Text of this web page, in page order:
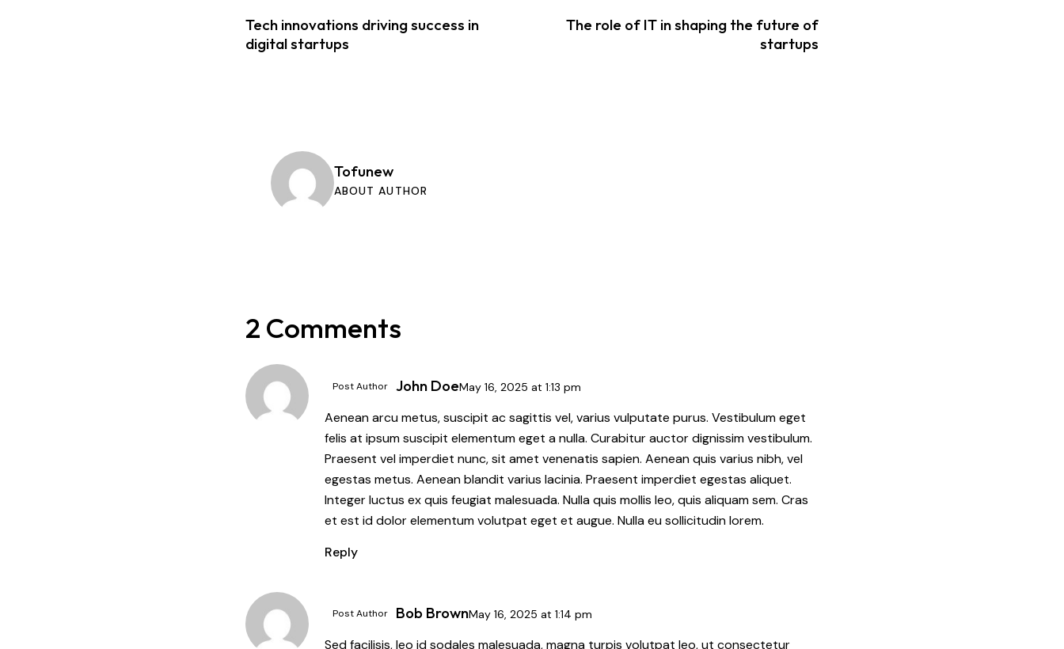
Tech innovations driving success in
digital startups
The role of IT in shaping the future of
startups
Tofunew
ABOUT AUTHOR
2 Comments
Post Author John DoeMay 16, 2025at 1:13 pm
Aenean arcu metus, suscipit ac sagittis vel, varius vulputate purus. Vestibulum eget
felis at ipsum suscipit elementum eget a nulla. Curabitur auctor dignissim vestibulum.
Praesent vel imperdiet nunc, sit amet venenatis sapien. Aenean quis varius nibh, vel
egestas metus. Aenean blandit varius lacinia. Praesent imperdiet egestas aliquet.
Integer luctus ex quis feugiat malesuada. Nulla quis mollis leo, quis aliquam sem. Cras
et est id dolor elementum volutpat eget et augue. Nulla eu sollicitudin lorem.
Reply
Post Author Bob BrownMay 16, 2025at 1:14 pm
Sed facilisis, leo id sodales malesuada, magna turpis volutpat leo, ut consectetur